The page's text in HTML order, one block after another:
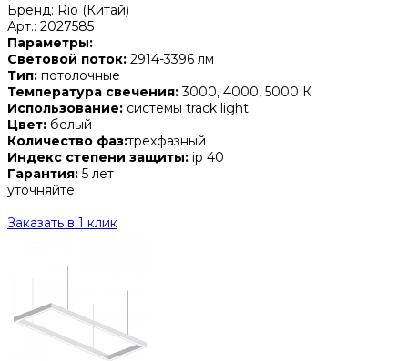
Бренд: Rio (Китай)
Арт.: 2027585
Параметры:
Световой поток: 2914-3396 лм
Тип: потолочные
Температура свечения:3000, 4000, 5000 К
Использование: системы track light
Цвет: белый
Количество фаз:трехфазный
Индекс степени защиты: ip 40
Гарантия: 5 лет
уточняйте
Заказать в 1 клик